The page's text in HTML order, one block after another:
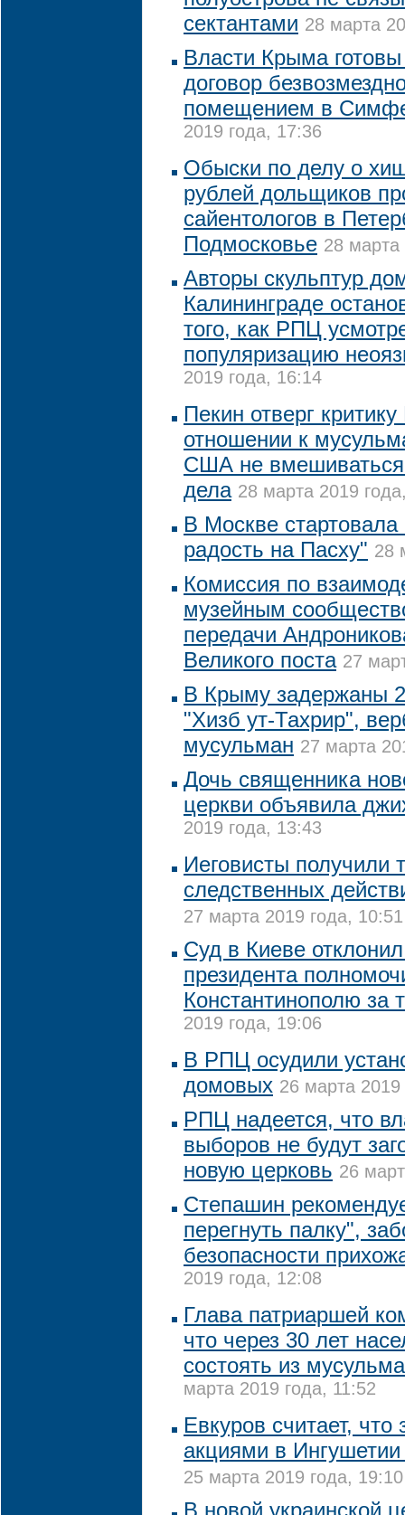
сектантами 28 марта
Власти Крыма
договор
помещением в
2019 года, 17:36
Обыски по делу о
рублей дольщиков
сайентологов в
Подмосковье 28 марта
Авторы скульптур
Калининграде
того, как РПЦ
популяризацию
2019 года, 16:14
Пекин отверг
отношении к
США не вмешиваться
дела 28 марта 2019
В Москве
радость на Пасху" 28
Комиссия по
музейным
передачи
Великого поста 27
В Крыму задержаны
"Хизб ут-Тахрир",
мусульман 27 марта
Дочь священника
церкви объявила
2019 года, 13:43
Иеговисты получили
следственных
27 марта 2019 года, 10:51
Суд в Киеве
президента
Константинополю за
2019 года, 19:06
В РПЦ осудили
домовых 26 марта
РПЦ надеется, что
выборов не будут
новую церковь 26
Степашин
перегнуть палку",
безопасности
2019 года, 12:08
Глава патриаршей
что через 30 лет
состоять из
марта 2019 года, 11:52
Евкуров считает,
акциями в Ингушетии
25 марта 2019 года, 19:10
В новой украинской